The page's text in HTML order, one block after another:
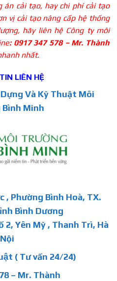
án cải tạo, hay chi phí cải tạo
vị cải tạo nâng cấp hệ thống
hãy liên hệ Công ty môi
: 0917 347 578 – Mr. Thành
nhất.
LIÊN HỆ
Và Kỹ Thuật Môi
Minh
, Phường Bình Hoà, TX.
Bình Dương
2, Yên Mỹ , Thanh Trì, Hà
Nội
( Tư vấn 24/24)
– Mr. Thành